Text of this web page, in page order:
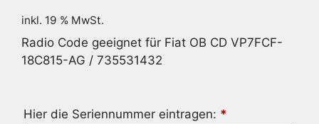
inkl. 19 % MwSt.
Radio Code geeignet für Fiat OB CD VP7FCF-
18C815-AG / 735531432
Hier die Seriennummer eintragen: *